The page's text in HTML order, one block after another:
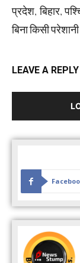
प्रदेश, बिहार,
बिना किसी
LEAVE A REPLY